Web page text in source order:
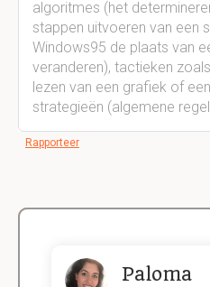
algoritmes (het
stappen uitvoeren van een
Windows95 de plaats van
veranderen), tactieken
lezen van een grafiek of
strategieën (algemene
Rapporteer
Paloma